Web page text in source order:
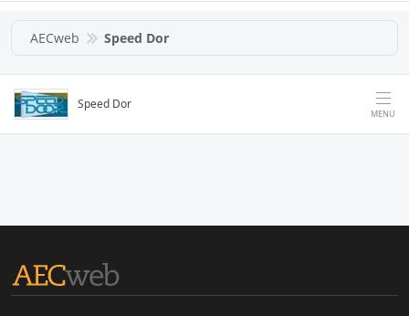
AECweb Speed Dor
Speed Dor
MENU